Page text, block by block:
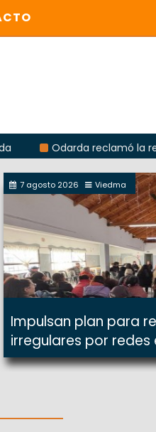
Odarda reclamó la reapertura
7 agosto 2026 Viedma
Impulsan plan para
irregulares por